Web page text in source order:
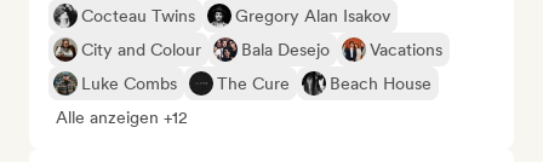
Cocteau Twins
Gregory Alan Isakov
City and Colour
Bala Desejo
Vacations
Luke Combs
The Cure
Beach House
Alle anzeigen +12